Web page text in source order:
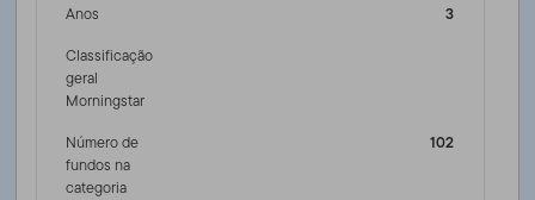
Anos
3
Classificação
geral
Morningstar
Número de
fundos na
categoria
102